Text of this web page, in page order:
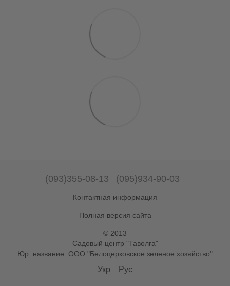
(093)355-08-13 (095)934-90-03
Контактная информация
Полная версия сайта
© 2013
Садовый центр "Таволга"
Юр. название: ООО "Белоцерковское зеленое хозяйство"
Укр Рус